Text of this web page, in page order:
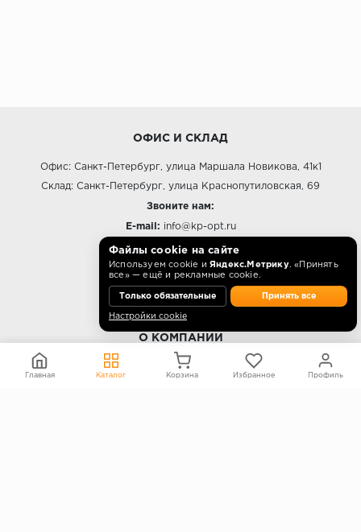
ОФИС И СКЛАД
Офис: Санкт-Петербург, улица Маршала Новикова, 41к1
Склад: Санкт-Петербург, улица Краснопутиловская, 69
Звоните нам:
E-mail: info@kp-opt.ru
Режим работы
10:00 - 18:00 пн-пт.
О КОМПАНИИ
Контакты
Файлы cookie на сайте
Используем cookie и Яндекс.Метрику. «Принять
все» — ещё и рекламные cookie.
Только обязательные Принять все
Настройки cookie
Главная Каталог Корзина Избранное Профиль